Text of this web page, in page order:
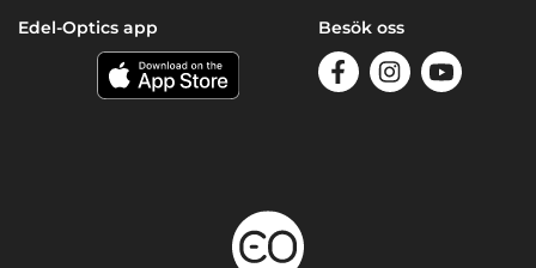
Edel-Optics app Besök oss